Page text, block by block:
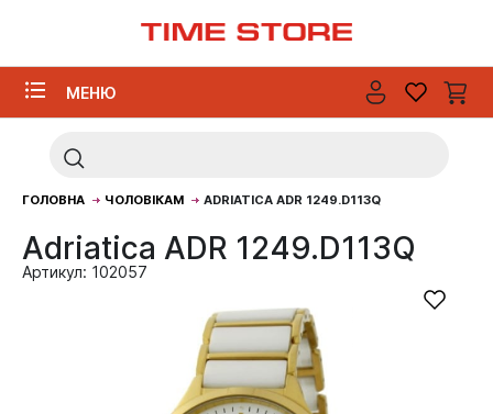
МЕНЮ
ГОЛОВНА ЧОЛОВІКАМ ADRIATICA ADR 1249.D113Q
Adriatica ADR 1249.D113Q
Артикул: 102057